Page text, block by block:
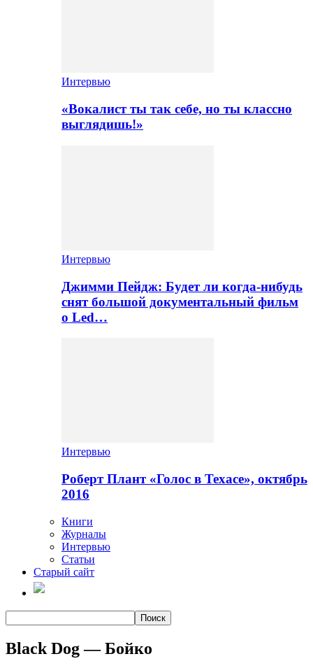
Интервью
«Вокалист ты так себе, но ты классно
выглядишь!»
Интервью
Джимми Пейдж: Будет ли когда-нибудь
снят большой документальный фильм
о Led…
Интервью
Роберт Плант «Голос в Техасе», октябрь
2016
Книги
Журналы
Интервью
Статьи
Старый сайт
Black Dog — Бойко